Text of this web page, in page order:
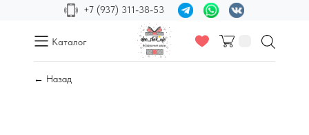
+7 (937) 311-38-53
Каталог
← Назад